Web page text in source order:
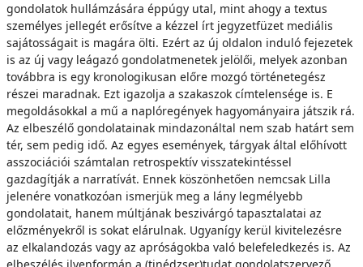
gondolatok hullámzására éppúgy utal, mint ahogy a textus
személyes jellegét erősítve a kézzel írt jegyzetfüzet mediális
sajátosságait is magára ölti. Ezért az új oldalon induló fejezetek
is az új vagy leágazó gondolatmenetek jelölői, melyek azonban
továbbra is egy kronologikusan előre mozgó történetegész
részei maradnak. Ezt igazolja a szakaszok címtelensége is. E
megoldásokkal a mű a naplóregények hagyományaira játszik rá.
Az elbeszélő gondolatainak mindazonáltal nem szab határt sem
tér, sem pedig idő. Az egyes események, tárgyak által előhívott
asszociációi számtalan retrospektív visszatekintéssel
gazdagítják a narratívát. Ennek köszönhetően nemcsak Lilla
jelenére vonatkozóan ismerjük meg a lány legmélyebb
gondolatait, hanem múltjának beszivárgó tapasztalatai az
előzményekről is sokat elárulnak. Ugyanígy kerül kivitelezésre
az elkalandozás vagy az apróságokba való belefeledkezés is. Az